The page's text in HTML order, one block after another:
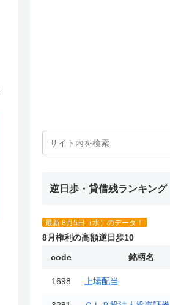
逆日歩・貸借残ランキング
最新 8月5日（水）のデータ！
8月権利の高額逆日歩10
code
銘柄名
1698 上場配当